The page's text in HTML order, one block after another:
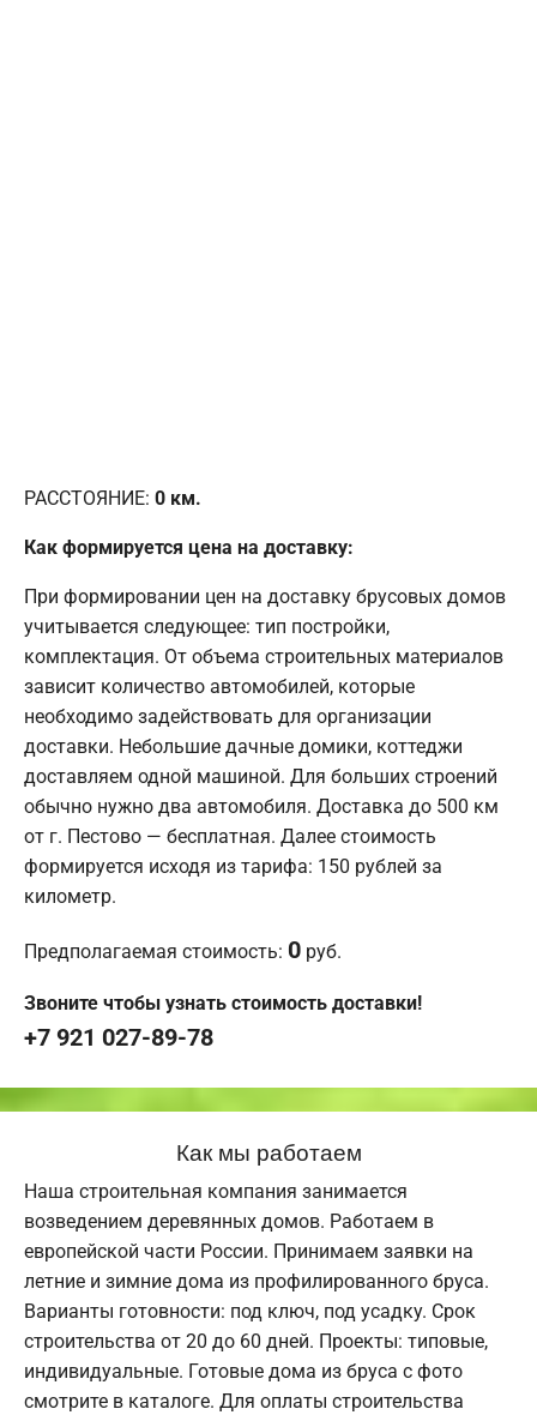
РАССТОЯНИЕ: 0 км.
Как формируется цена на доставку:
При формировании цен на доставку брусовых домов
учитывается следующее: тип постройки,
комплектация. От объема строительных материалов
зависит количество автомобилей, которые
необходимо задействовать для организации
доставки. Небольшие дачные домики, коттеджи
доставляем одной машиной. Для больших строений
обычно нужно два автомобиля. Доставка до 500 км
от г. Пестово — бесплатная. Далее стоимость
формируется исходя из тарифа: 150 рублей за
километр.
Предполагаемая стоимость: 0 руб.
Звоните чтобы узнать стоимость доставки!
+7 921 027-89-78
Как мы работаем
Наша строительная компания занимается
возведением деревянных домов. Работаем в
европейской части России. Принимаем заявки на
летние и зимние дома из профилированного бруса.
Варианты готовности: под ключ, под усадку. Срок
строительства от 20 до 60 дней. Проекты: типовые,
индивидуальные. Готовые дома из бруса с фото
смотрите в каталоге. Для оплаты строительства